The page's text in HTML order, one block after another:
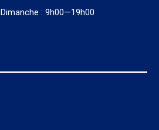
Dimanche : 9h00—19h00